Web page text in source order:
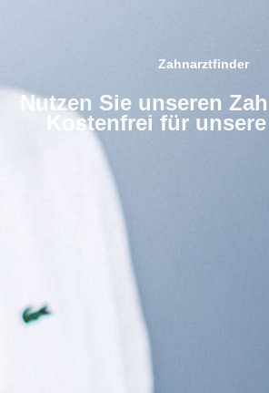
Zahnarztfinder
Nutzen Sie unseren
Kostenfrei für